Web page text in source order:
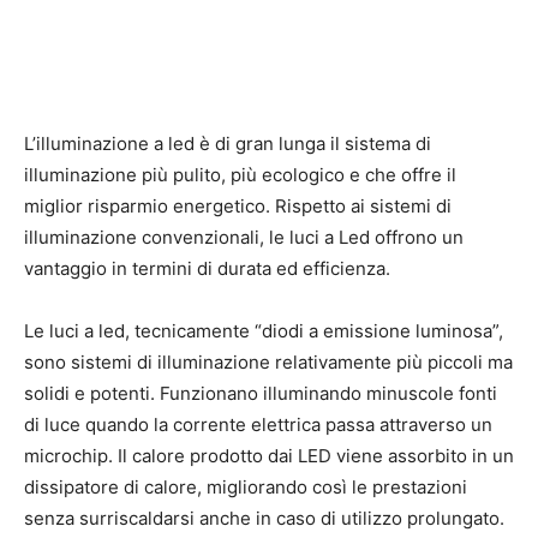
L’illuminazione a led è di gran lunga il sistema di
illuminazione più pulito, più ecologico e che offre il
miglior risparmio energetico. Rispetto ai sistemi di
illuminazione convenzionali, le luci a Led offrono un
vantaggio in termini di durata ed efficienza.
Le luci a led, tecnicamente “diodi a emissione luminosa”,
sono sistemi di illuminazione relativamente più piccoli ma
solidi e potenti. Funzionano illuminando minuscole fonti
di luce quando la corrente elettrica passa attraverso un
microchip. Il calore prodotto dai LED viene assorbito in un
dissipatore di calore, migliorando così le prestazioni
senza surriscaldarsi anche in caso di utilizzo prolungato.